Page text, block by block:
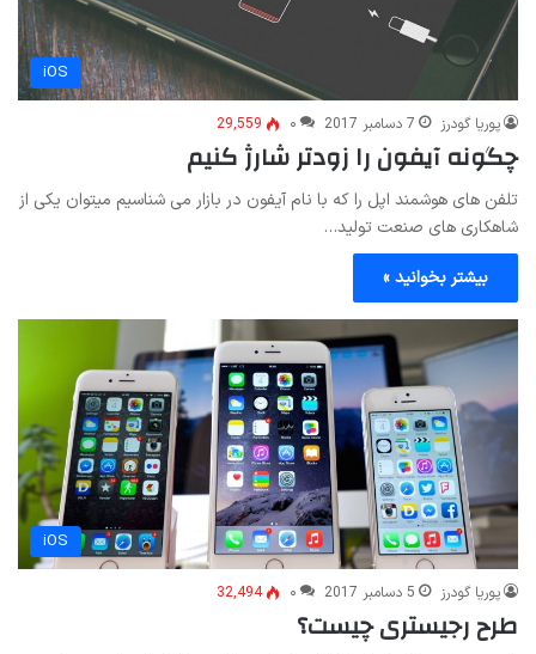
iOS
پوریا گودرز 7 دسامبر 2017 ۰ 29,559
چگونه آیفون را زودتر شارژ کنیم
تلفن های هوشمند اپل را که با نام آیفون در بازار می شناسیم میتوان یکی از
شاهکاری های صنعت تولید…
بیشتر بخوانید »
iOS
پوریا گودرز 5 دسامبر 2017 ۰ 32,494
طرح رجیستری چیست؟